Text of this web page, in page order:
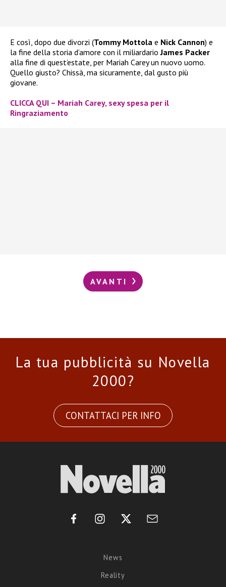
E così, dopo due divorzi (Tommy Mottola e Nick Cannon) e
la fine della storia d’amore con il miliardarioJames Packer
alla fine di quest’estate, per Mariah Carey un nuovo uomo.
Quello giusto? Chissà, ma sicuramente, dal gusto più
giovane.
CLICCA QUI – Mariah Carey, sexy spesa per il
Ringraziamento
AVANTI
La tua pubblicità su Novella
2000?
CONTATTACI PER INFO
News
Reality